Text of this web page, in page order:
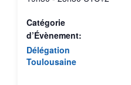
Catégorie
d’Évènement:
Délégation
Toulousaine